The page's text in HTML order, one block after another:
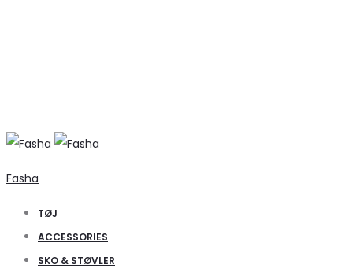
Fasha
TØJ
ACCESSORIES
SKO & STØVLER